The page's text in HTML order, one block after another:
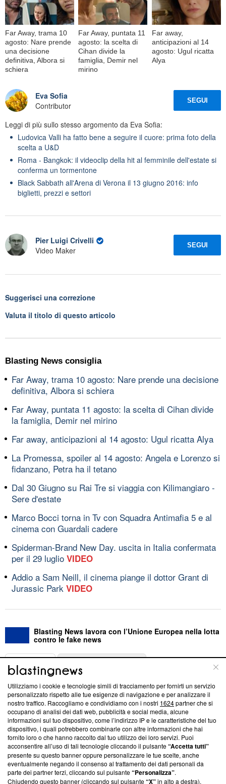
Far Away, trama 10
agosto: Nare prende
una decisione
definitiva, Albora si
schiera
Far Away, puntata 11
agosto: la scelta di
Cihan divide la
famiglia, Demir nel
mirino
Far away,
anticipazioni al 14
agosto: Ugul ricatta
Alya
Eva Sofia
Contributor
SEGUI
Leggi di più sullo stesso argomento da Eva Sofia:
Ludovica Valli ha fatto bene a seguire il cuore: prima foto della
scelta a U&D
Roma - Bangkok: il videoclip della hit al femminile dell'estate si
conferma un tormentone
Black Sabbath all'Arena di Verona il 13 giugno 2016: info
biglietti, prezzi e settori
Pier Luigi Crivelli
Video Maker
SEGUI
Suggerisci una correzione
Valuta il titolo di questo articolo
Blasting News consiglia
Far Away, trama 10 agosto: Nare prende una decisione
definitiva, Albora si schiera
Far Away, puntata 11 agosto: la scelta di Cihan divide
la famiglia, Demir nel mirino
Far away, anticipazioni al 14 agosto: Ugul ricatta Alya
La Promessa, spoiler al 14 agosto: Angela e Lorenzo si
fidanzano, Petra ha il tetano
Dal 30 Giugno su Rai Tre si viaggia con Kilimangiaro -
Sere d'estate
Marco Bocci torna in Tv con Squadra Antimafia 5 e al
cinema con Guardali cadere
Spiderman-Brand New Day. uscita in Italia confermata
per il 29 luglio VIDEO
Addio a Sam Neill, il cinema piange il dottor Grant di
Jurassic Park VIDEO
Blasting News lavora con l’Unione Europea nella lotta
contro le fake news
ABOUT
Questa sezione offre informazioni trasparenti su Blasting
News, sui nostri processi editoriali e su come ci impegniamo a
creare news di qualità. Inoltre, afferma la nostra aderenza a
‘Trust Project - News with Integrity’Blasting News non è
ancora membro del programma, ma ha richiesto di farne
parte; Trust Project non ha ancora effettuato una verifica di
conformità agli standard.
Su di noi
Utilizziamo i cookie e tecnologie simili di tracciamento per fornirti un servizio
personalizzato rispetto alle tue esigenze di navigazione e per analizzare il
nostro traffico. Raccogliamo e condividiamo con i nostri 1624partner che si
occupano di analisi dei dati web, pubblicità e social media, alcune
informazioni sul tuo dispositivo, come l’indirizzo IP e le caratteristiche del tuo
dispositivo, i quali potrebbero combinarle con altre informazioni che hai
fornito loro o che hanno raccolto dal tuo utilizzo dei loro servizi. Puoi
acconsentire all’uso di tali tecnologie cliccando il pulsante“Accetta tutti”
presente su questo banner oppure personalizzare le tue scelte, anche
eventualmente negando il consenso al trattamento dei dati personali da
parte dei partner terzi, cliccando sul pulsante“Personalizza”.
Chiudendo questo banner (cliccando sul pulsante“X”in alto a destra),